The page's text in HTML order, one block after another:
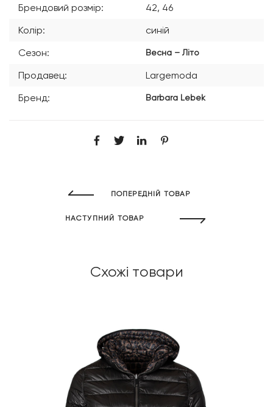
Брендовий розмір:
42, 46
Колір:
синій
Сезон:
Весна – Літо
Продавец:
Largemoda
Бренд:
Barbara Lebek
ПОПЕРЕДНІЙ ТОВАР
НАСТУПНИЙ ТОВАР
Схожі товари